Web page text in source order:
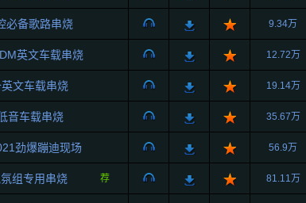
必备歌路串烧 9.34万
英文车载串烧 12.72万
文车载串烧 19.14万
音车载串烧 35.67万
劲爆蹦迪现场 56.9万
组专用串烧 荐 81.11万